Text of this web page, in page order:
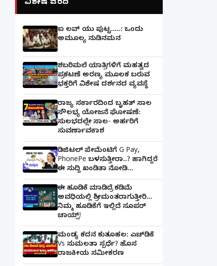
ವಿಶೇಷ ವರದಿ
ಐ ಲವ್ ಯು ಪುಟ್ಟ.....: ಒಂದು
ಅಮೂಲ್ಯ ನುಡಿನಮನ
ಶಬರಿಮಲೆ ಯಾತ್ರಿಗಳಿಗೆ ಮಹತ್ವದ
ಪ್ರಕಟಣೆ ಅರಣ್ಯ ಮೂಲಕ ಬರುವ
ಭಕ್ತರಿಗೆ ವಿಶೇಷ ದರ್ಶನದ ವ್ಯವಸ್ಥೆ
ರಾಜ್ಯ ಸರ್ಕಾರದಿಂದ ಬೃಹತ್ ಸಾಲ
ಸೌಲಭ್ಯ ಯೋಜನೆ ಘೋಷಣೆ:
ಸುಲಭದಲ್ಲೇ ಸಾಲ- ಅರ್ಹರಿಗೆ
ಸುವರ್ಣಾವಕಾಶ
ಡಿಜಿಟಲ್ ಪೇಮೆಂಟಿಗೆ G Pay,
PhonePe ಬಳಸುತ್ತೀರಾ..? ಹಾಗಿದ್ದರೆ
ಈ ಸುದ್ದಿ ಖಂಡಿತಾ ನೋಡಿ...
ಈ ಹೂಡಿಕೆ ಮಾಡಿದ್ರೆ ಕಡಿಮೆ
ಅವಧಿಯಲ್ಲಿ ಶ್ರೀಮಂತರಾಗುತ್ತೀರಿ...
ನಿಮ್ಮ ಹೂಡಿಕೆಗೆ ಇಲ್ಲಿದೆ ಸೂಪರ್
ಚಾಯ್ಸ್‌!
ಮಂಡ್ಯ ಕದನ ಕುತೂಹಲ: ಎಚ್‌ಡಿಕೆ
Vs ಸುಮಲತಾ ಸ್ಪರ್ಧೆ? ಹೊಸ
ರಾಜಕೀಯ ಸಮೀಕರಣ